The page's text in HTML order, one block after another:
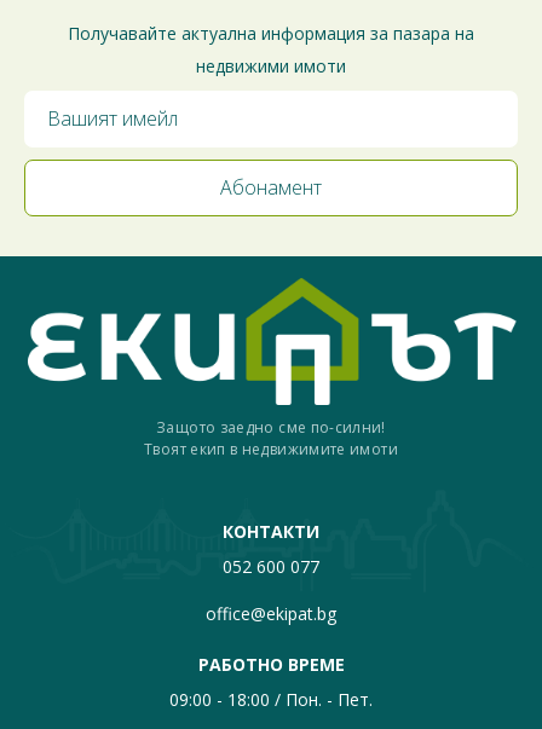
Получавайте актуална информация за пазара на
недвижими имоти
Защото заедно сме по-силни!
Твоят екип в недвижимите имоти
КОНТАКТИ
052 600 077
office@ekipat.bg
РАБОТНО ВРЕМЕ
09:00 - 18:00 / Пон. - Пет.